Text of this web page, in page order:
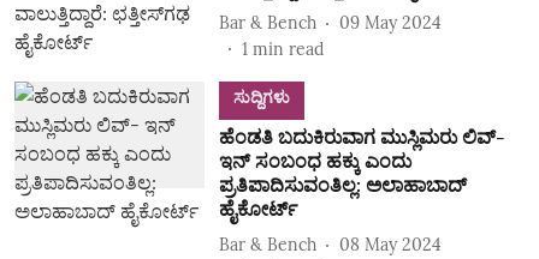
Bar & Bench
09 May 2024
1 min read
ಸುದ್ದಿಗಳು
ಹೆಂಡತಿ ಬದುಕಿರುವಾಗ ಮುಸ್ಲಿಮರು ಲಿವ್-
ಇನ್ ಸಂಬಂಧ ಹಕ್ಕು ಎಂದು
ಪ್ರತಿಪಾದಿಸುವಂತಿಲ್ಲ: ಅಲಾಹಾಬಾದ್
ಹೈಕೋರ್ಟ್
Bar & Bench
08 May 2024